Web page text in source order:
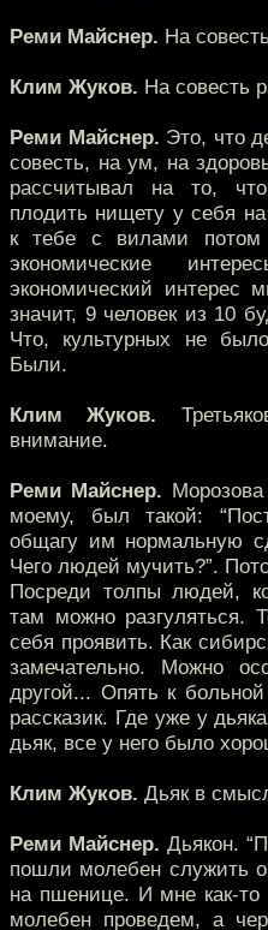
Реми Майснер. На
Клим Жуков. На совесть
Реми Майснер. Это, что
совесть, на ум, на
рассчитывал на то,
плодить нищету у себя
к тебе с вилами потом
экономические
экономический интерес
значит, 9 человек из 10
Что, культурных не
Были.
Клим Жуков.
внимание.
Реми Майснер.
моему, был такой:
общагу им нормальную
Чего людей мучить?”.
Посреди толпы людей,
там можно разгуляться.
себя проявить. Как
замечательно. Можно
другой... Опять к
рассказик. Где уже у
дьяк, все у него было
Клим Жуков. Дьяк в
Реми Майснер. Дьякон.
пошли молебен служить о
на пшенице. И мне как-
молебен проведем, а